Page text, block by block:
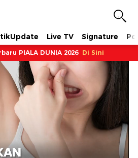
Live TV Signature
PIALA DUNIA 2026 Di Sini